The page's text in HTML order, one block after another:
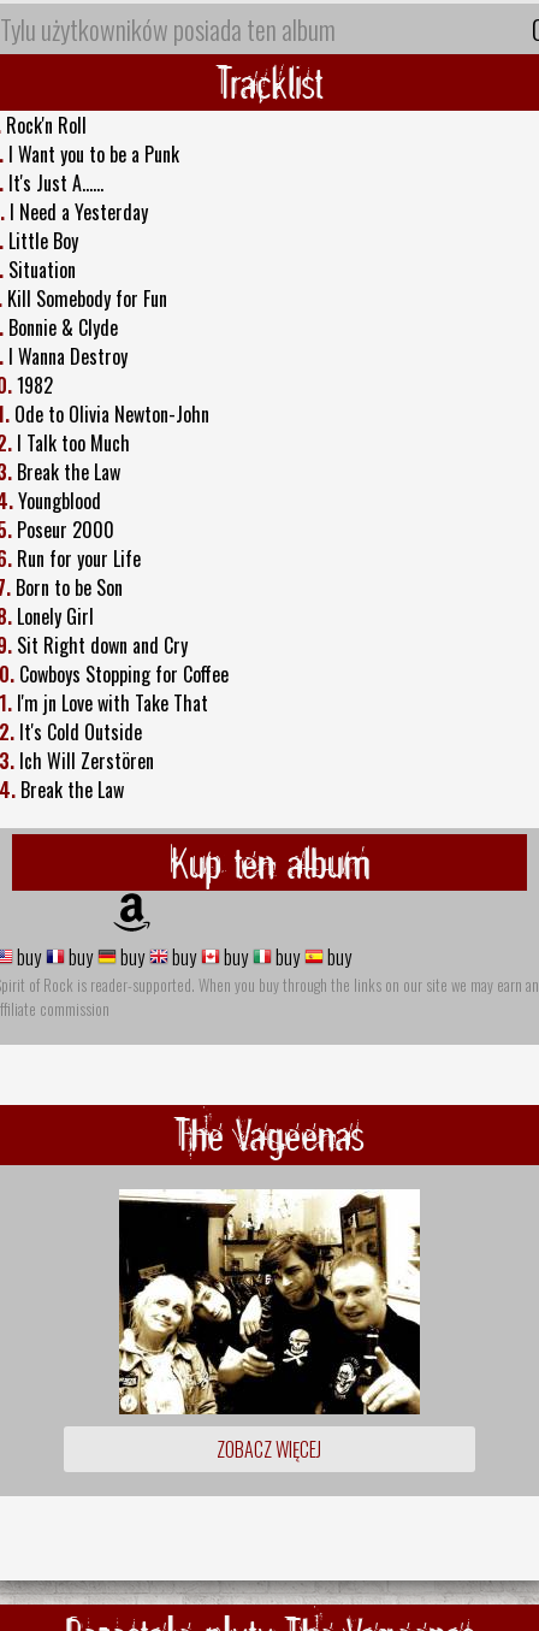
Tylu użytkowników posiada ten album
Tracklist
Rock'n Roll
I Want you to be a Punk
It's Just A......
I Need a Yesterday
Little Boy
Situation
Kill Somebody for Fun
Bonnie & Clyde
I Wanna Destroy
1982
Ode to Olivia Newton-John
I Talk too Much
Break the Law
Youngblood
Poseur 2000
Run for your Life
Born to be Son
Lonely Girl
Sit Right down and Cry
Cowboys Stopping for Coffee
I'm jn Love with Take That
It's Cold Outside
Ich Will Zerstören
Break the Law
Kup ten album
buy buy buy buy buy buy buy
of Rock is reader-supported. When you buy through the links on our site we may earn an
commission
The Vageenas
ZOBACZ WIĘCEJ